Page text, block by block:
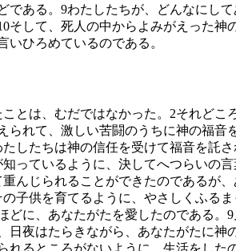
である。 9わたしたちが、どんなにし
そして、死人の中からよみがえった神
ひろめているのである。
とは、むだではなかった。 2それどこ
れて、激しい苦闘のうちに神の福音
したちは神の信任を受けて福音を託
っているように、決してへつらいの
んじられることができたのであるが
子供を育てるように、やさしくふるま
に、あなたがたを愛したのである。 9
夜はたらきながら、あなたがたに神
るところがないように、生活をした